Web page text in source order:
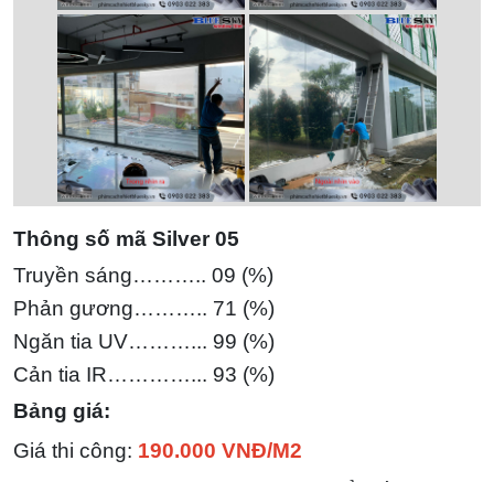
Thông số mã Silver 05
Truyền sáng……….. 09 (%)
Phản gương……….. 71 (%)
Ngăn tia UV………... 99 (%)
Cản tia IR…………... 93 (%)
Bảng giá:
Giá thi công: 190.000 VNĐ/M2